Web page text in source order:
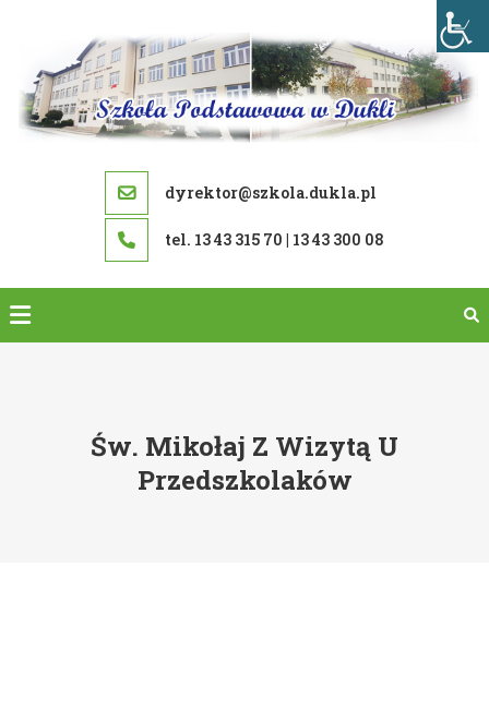
content
dyrektor@szkola.dukla.pl
tel. 13 43 315 70 | 13 43 300 08
Św. Mikołaj Z Wizytą U
Przedszkolaków